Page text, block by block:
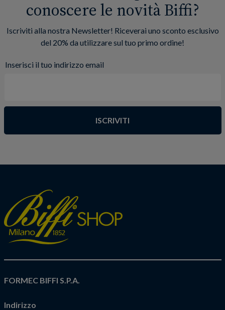
conoscere le novità Biffi?
Iscriviti alla nostra Newsletter! Riceverai uno sconto esclusivo
del 20% da utilizzare sul tuo primo ordine!
Inserisci il tuo indirizzo email
ISCRIVITI
FORMEC BIFFI S.P.A.
Indirizzo